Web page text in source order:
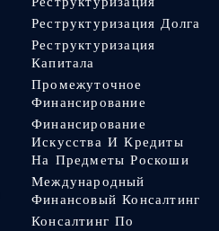
Реструктуризация Долга
Реструктуризация
Капитала
Промежуточное
Финансирование
Финансирование
Искусства И Кредиты
На Предметы Роскоши
Международный
Финансовый Консалтинг
Консалтинг По